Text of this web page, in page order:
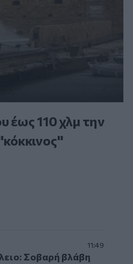
έως 110 χλμ την
11:49
Σοβαρή βλάβη